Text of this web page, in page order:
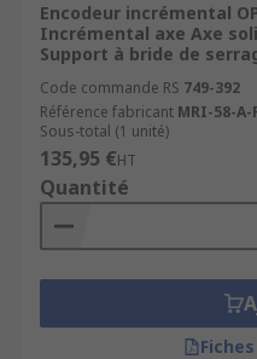
Encodeur incrémental
Incrémental axe Axe
Support à bride de
Code commande RS 749-392
Référence fabricant MRI-58-A-
Sous-total (1 unité)
135,95 €HT
Quantité